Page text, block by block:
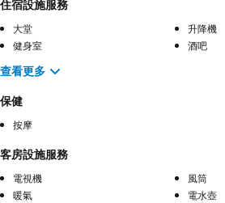
住宿設施服務
大堂
升降機
健身室
酒吧
查看更多
保健
按摩
客房設施服務
電視機
風筒
暖氣
電水壺